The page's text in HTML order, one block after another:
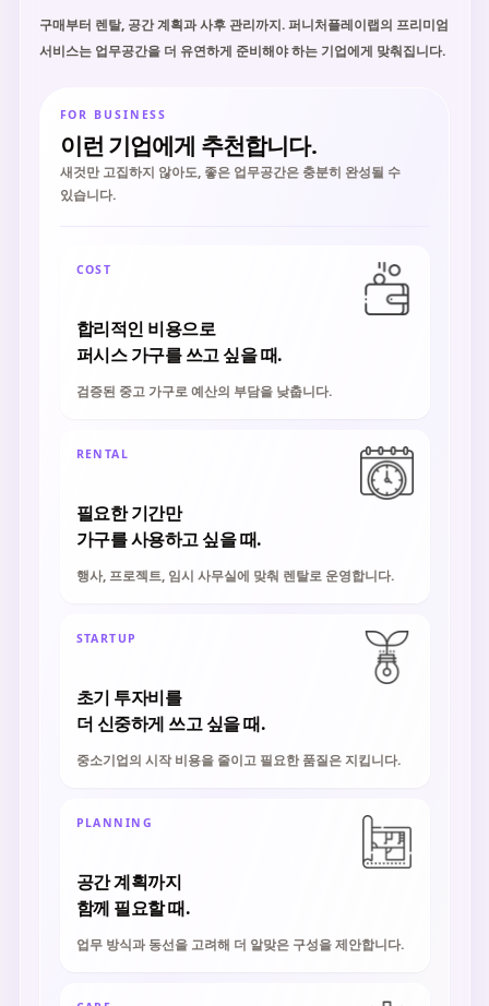
구매부터 렌탈, 공간 계획과 사후 관리까지. 퍼니처플레이랩의 프리미엄
서비스는 업무공간을 더 유연하게 준비해야 하는 기업에게 맞춰집니다.
FOR BUSINESS
이런 기업에게 추천합니다.
새것만 고집하지 않아도, 좋은 업무공간은 충분히 완성될 수
있습니다.
COST
합리적인 비용으로
퍼시스 가구를 쓰고 싶을 때.
검증된 중고 가구로 예산의 부담을 낮춥니다.
RENTAL
필요한 기간만
가구를 사용하고 싶을 때.
행사, 프로젝트, 임시 사무실에 맞춰 렌탈로 운영합니다.
STARTUP
초기 투자비를
더 신중하게 쓰고 싶을 때.
중소기업의 시작 비용을 줄이고 필요한 품질은 지킵니다.
PLANNING
공간 계획까지
함께 필요할 때.
업무 방식과 동선을 고려해 더 알맞은 구성을 제안합니다.